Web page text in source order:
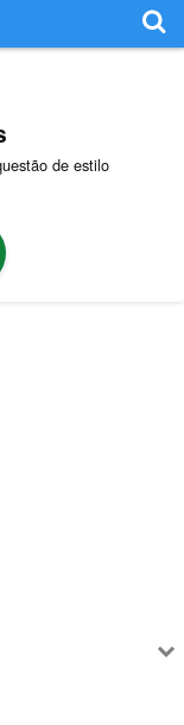
de estilo